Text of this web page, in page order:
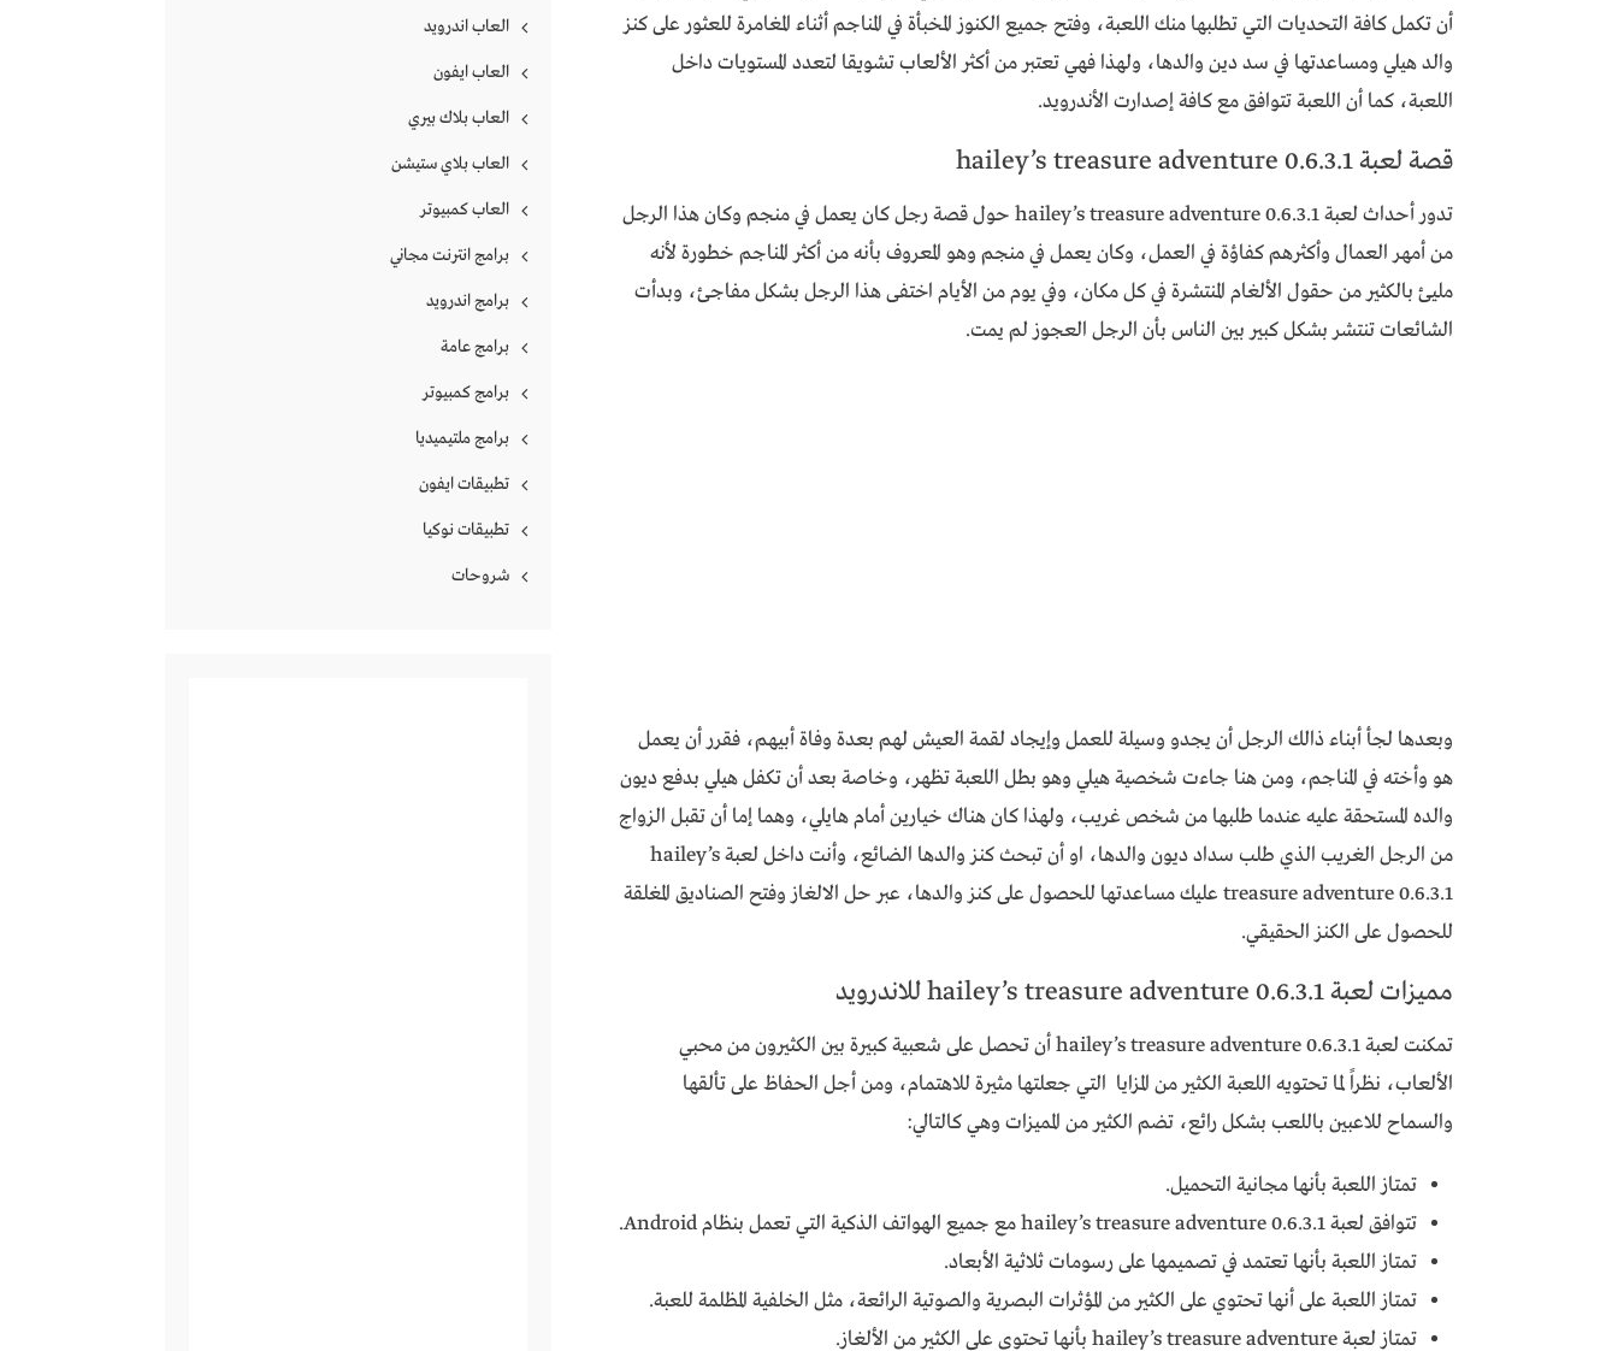
أن تكمل كافة التحديات التي تطلبها منك اللعبة، وفتح جميع الكنوز المخبأة في المناجم أثناء المغامرة للعثور على كنز
والد هيلي ومساعدتها في سد دين والدها، ولهذا فهي تعتبر من أكثر الألعاب تشويقا لتعدد المستويات داخل
اللعبة، كما أن اللعبة تتوافق مع كافة إصدارت الأندرويد.
قصة لعبة hailey’s treasure adventure 0.6.3.1
تدور أحداث لعبة hailey’s treasure adventure 0.6.3.1 حول قصة رجل كان يعمل في منجم وكان هذا الرجل
من أمهر العمال وأكثرهم كفاؤة في العمل، وكان يعمل في منجم وهو المعروف بأنه من أكثر المناجم خطورة لأنه
مليئ بالكثير من حقول الألغام المنتشرة في كل مكان، وفي يوم من الأيام اختفى هذا الرجل بشكل مفاجئ، وبدأت
الشائعات تنتشر بشكل كبير بين الناس بأن الرجل العجوز لم يمت.
وبعدها لجأ أبناء ذالك الرجل أن يجدو وسيلة للعمل وإيجاد لقمة العيش لهم بعدة وفاة أبيهم، فقرر أن يعمل
هو وأخته في المناجم، ومن هنا جاءت شخصية هيلي وهو بطل اللعبة تظهر، وخاصة بعد أن تكفل هيلي بدفع ديون
والده المستحقة عليه عندما طلبها من شخص غريب، ولهذا كان هناك خيارين أمام هايلي، وهما إما أن تقبل الزواج
من الرجل الغريب الذي طلب سداد ديون والدها، او أن تبحث كنز والدها الضائع، وأنت داخل لعبة hailey’s
treasure adventure 0.6.3.1 عليك مساعدتها للحصول على كنز والدها، عبر حل الالغاز وفتح الصناديق المغلقة
للحصول على الكنز الحقيقي.
مميزات لعبة hailey’s treasure adventure 0.6.3.1 للاندرويد
تمكنت لعبة hailey’s treasure adventure 0.6.3.1 أن تحصل على شعبية كبيرة بين الكثيرون من محبي
الألعاب، نظراً لما تحتويه اللعبة الكثير من المزايا التي جعلتها مثيرة للاهتمام، ومن أجل الحفاظ على تألقها
والسماح للاعبين باللعب بشكل رائع، تضم الكثير من المميزات وهي كالتالي:
تمتاز اللعبة بأنها مجانية التحميل.
تتوافق لعبة hailey’s treasure adventure 0.6.3.1 مع جميع الهواتف الذكية التي تعمل بنظام Android.
تمتاز اللعبة بأنها تعتمد في تصميمها على رسومات ثلاثية الأبعاد.
تمتاز اللعبة على أنها تحتوي على الكثير من المؤثرات البصرية والصوتية الرائعة، مثل الخلفية المظلمة للعبة.
تمتاز لعبة hailey’s treasure adventure بأنها تحتوي على الكثير من الألغاز.
العاب اندرويد
العاب ايفون
العاب بلاك بيري
العاب بلاي ستيشن
العاب كمبيوتر
برامج انترنت مجاني
برامج اندرويد
برامج عامة
برامج كمبيوتر
برامج ملتيميديا
تطبيقات ايفون
تطبيقات نوكيا
شروحات